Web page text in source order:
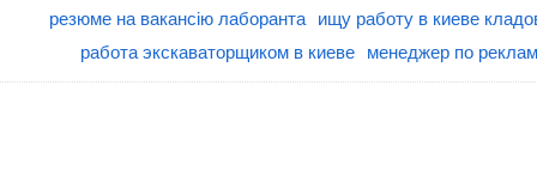
резюме на вакансію лаборанта
ищу работу в киеве
работа экскаваторщиком в киеве
менеджер по